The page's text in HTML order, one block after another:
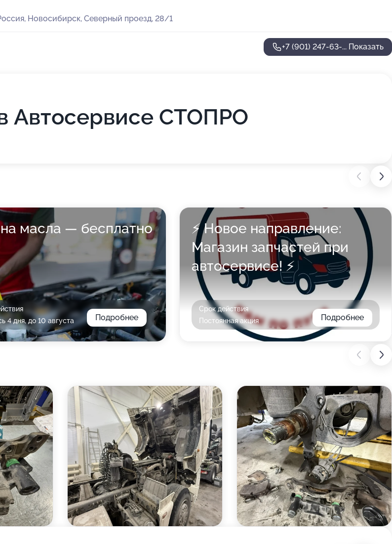
Новосибирск, Северный проезд, 28/1
+7 (901) 247-63-... Показать
Автосервисе СТОПРО
масла — бесплатно
4 дня, до 10 августа
Подробнее
⚡️ Новое направление:
Магазин запчастей при
автосервисе! ⚡️
Срок действия
Постоянная акция
Подробнее